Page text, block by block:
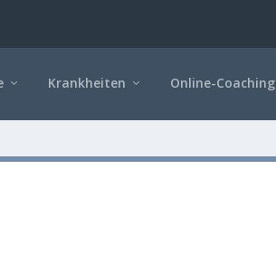
Krankheiten Online-Coaching